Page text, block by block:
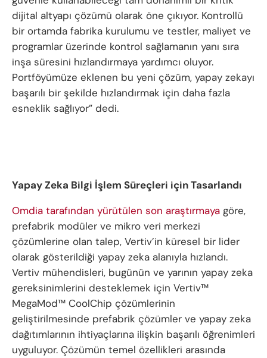
dijital altyapı çözümü olarak öne çıkıyor. Kontrollü
bir ortamda fabrika kurulumu ve testler, maliyet ve
programlar üzerinde kontrol sağlamanın yanı sıra
inşa süresini hızlandırmaya yardımcı oluyor.
Portföyümüze eklenen bu yeni çözüm, yapay zekayı
başarılı bir şekilde hızlandırmak için daha fazla
esneklik sağlıyor” dedi.
Yapay Zeka Bilgi İşlem Süreçleri için Tasarlandı
Omdia tarafından yürütülen son araştırmaya göre,
prefabrik modüler ve mikro veri merkezi
çözümlerine olan talep, Vertiv’in küresel bir lider
olarak gösterildiği yapay zeka alanıyla hızlandı.
Vertiv mühendisleri, bugünün ve yarının yapay zeka
gereksinimlerini desteklemek için Vertiv™
MegaMod™ CoolChip çözümlerinin
geliştirilmesinde prefabrik çözümler ve yapay zeka
dağıtımlarının ihtiyaçlarına ilişkin başarılı öğrenimleri
uyguluyor. Çözümün temel özellikleri arasında